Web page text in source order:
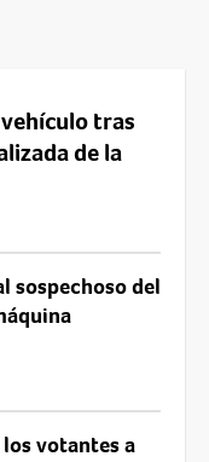
tras
de la
sospechoso del
votantes a